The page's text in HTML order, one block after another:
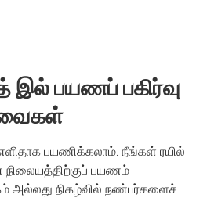
இல் பயணப் பகிர்வு
பயணிக்கலாம். நீங்கள் ரயில்
நிலையத்திற்குப் பயணம்
அல்லது நிகழ்வில் நண்பர்களைச்